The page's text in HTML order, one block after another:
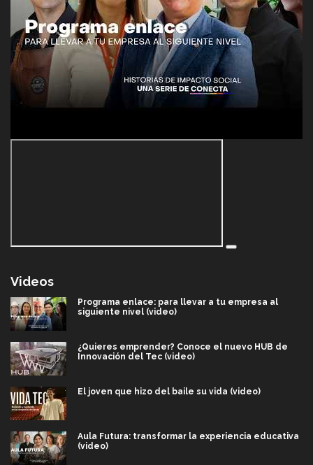
Videos
Programa enlace: para llevar a tu empresa al
siguiente nivel (video)
¿Quieres emprender? Conoce el nuevo HUB de
Innovación del Tec (video)
El joven que hizo del baile su vida (video)
Aula Futura: transformar la experiencia educativa
(video)